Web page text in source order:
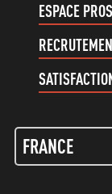
ESPACE PROS